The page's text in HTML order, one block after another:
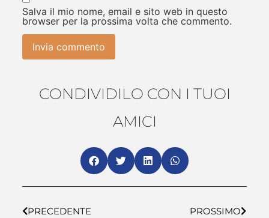
Salva il mio nome, email e sito web in questo
browser per la prossima volta che commento.
CONDIVIDILO CON I TUOI
AMICI
PRECEDENTE PROSSIMO